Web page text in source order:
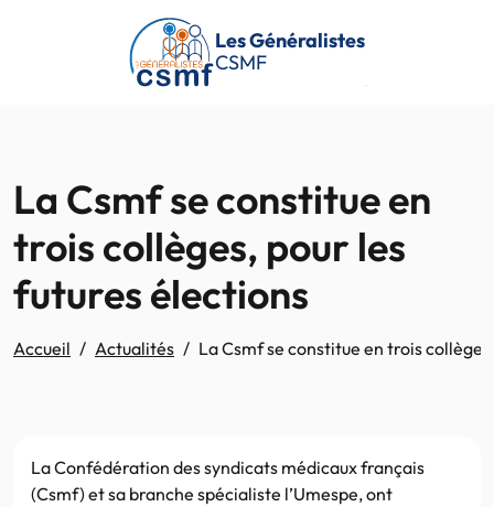
Passer au contenu principal
Les Généralistes
CSMF
La Csmf se constitue en
trois collèges, pour les
futures élections
Accueil Actualités La Csmf se constitue en trois
La Confédération des syndicats médicaux français
(Csmf) et sa branche spécialiste l’Umespe, ont